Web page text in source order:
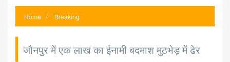
Home Breaking
जौनपुर में एक लाख का ईनामी बदमाश मुठभेड़ में ढेर